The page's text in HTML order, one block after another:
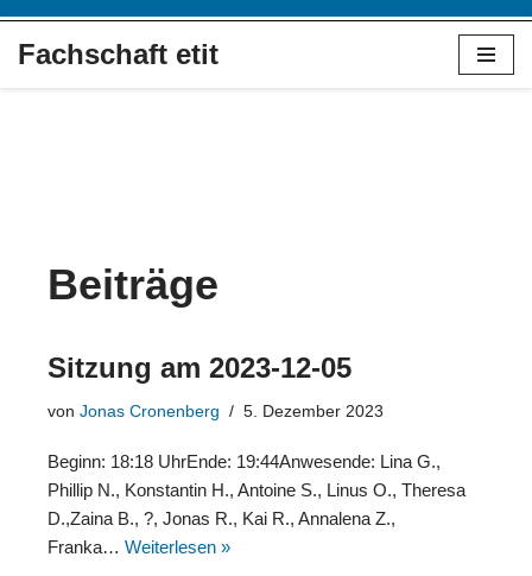
Fachschaft etit
Beiträge
Sitzung am 2023-12-05
von Jonas Cronenberg 5. Dezember 2023
Beginn: 18:18 UhrEnde: 19:44Anwesende: Lina G.,
Phillip N., Konstantin H., Antoine S., Linus O., Theresa
D.,Zaina B., ?, Jonas R., Kai R., Annalena Z.,
Franka… Weiterlesen »